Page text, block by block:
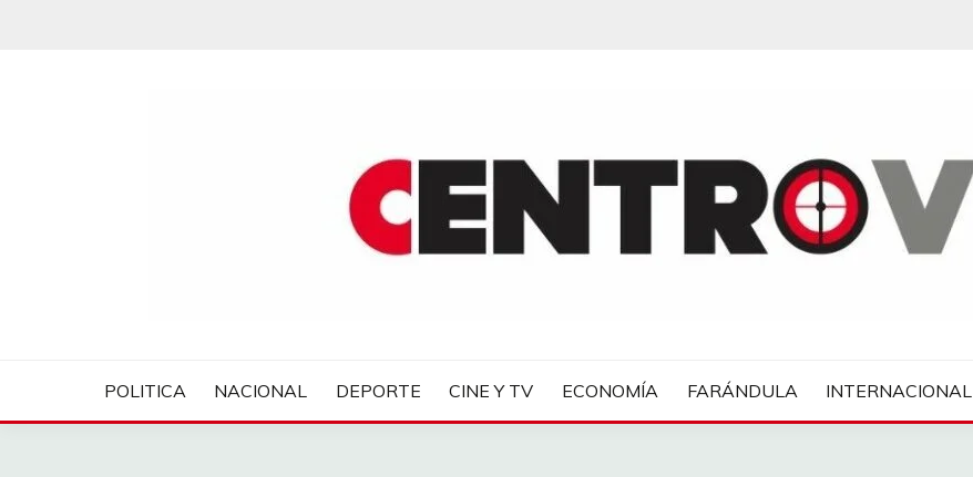
POLITICA NACIONAL DEPORTE CINE Y TV ECONOMÍA FARÁNDULA INTERNACIONAL